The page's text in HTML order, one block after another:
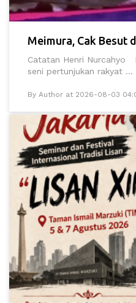
Meimura, Cak Besut
Catatan Henri Nurcahyo
seni pertunjukan rakyat ...
By Author at 2026-08-03